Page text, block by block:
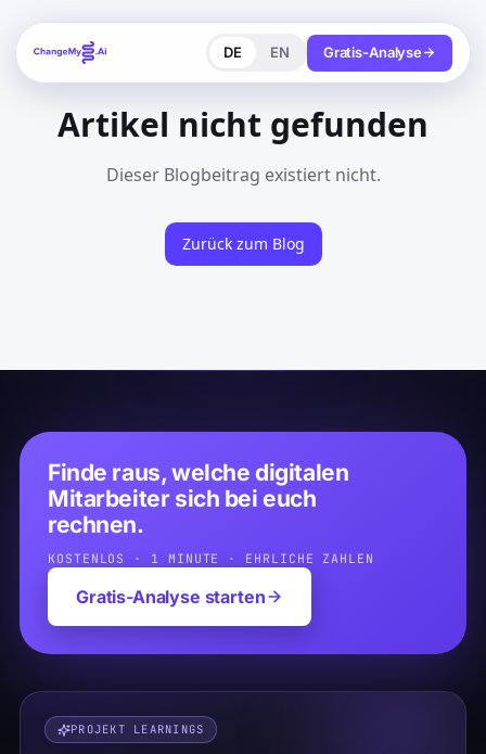
DE EN Gratis-Analyse
Artikel nicht gefunden
Dieser Blogbeitrag existiert nicht.
Zurück zum Blog
Finde raus, welche digitalen
Mitarbeiter sich bei euch
rechnen.
KOSTENLOS · 1 MINUTE · EHRLICHE ZAHLEN
Gratis-Analyse starten
PROJEKT LEARNINGS